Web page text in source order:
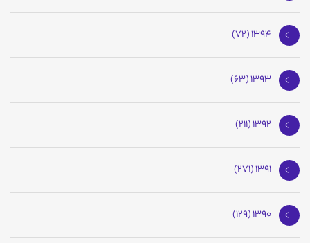
1394 (72)
1393 (63)
1392 (211)
1391 (271)
1390 (129)